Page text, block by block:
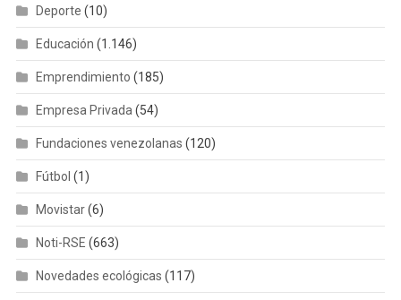
Deporte (10)
Educación (1.146)
Emprendimiento (185)
Empresa Privada(54)
Fundaciones venezolanas (120)
Fútbol (1)
Movistar(6)
Noti-RSE (663)
Novedades ecológicas (117)